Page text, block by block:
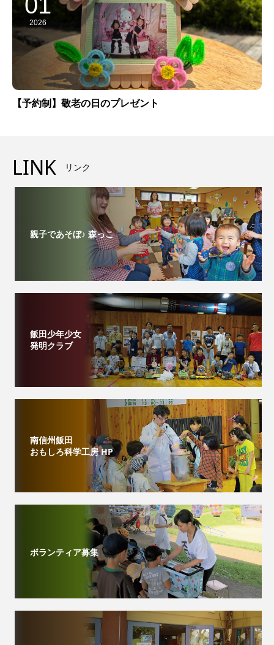
2026
【予約制】敬老の日のプレゼント
LINK リンク
親子であそぼ♪ 森っこ
飯田少年少女
発明クラブ
南信州飯田
おもしろ科学工房 HP
ボランティア募集